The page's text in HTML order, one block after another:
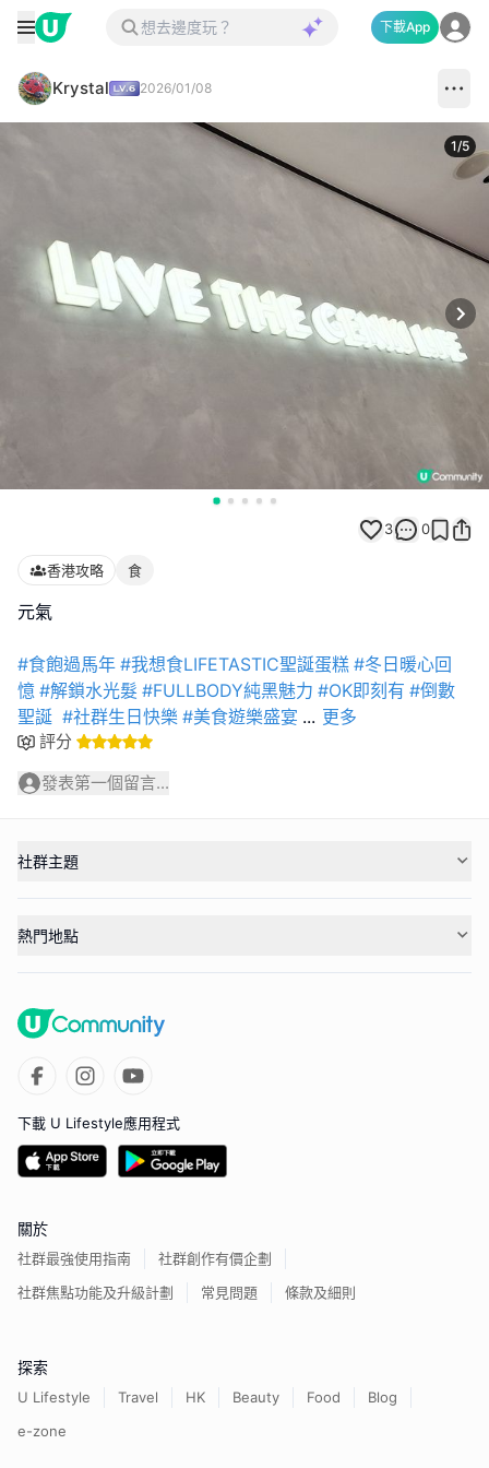
下載App
Krystal 2026/01/08
1/5
3 0
香港攻略 食
元氣
#食飽過馬年 #我想食LIFETASTIC聖誕蛋糕 #冬日暖心回
憶 #解鎖水光髮 #FULLBODY純黑魅力 #OK即刻有 #倒數
聖誕 #社群生日快樂 #美食遊樂盛宴 ... 更多
評分
發表第一個留言...
社群主題
熱門地點
下載 U Lifestyle應用程式
關於
社群最強使用指南
社群創作有價企劃
社群焦點功能及升級計劃
常見問題 條款及細則
探索
U Lifestyle Travel HK Beauty Food
Blog
e-zone